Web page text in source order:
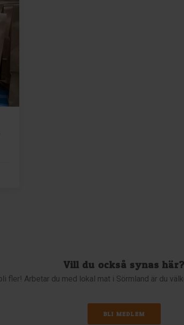
Vill du också synas här?
fler! Arbetar du med lokal mat i Sörmland är du
BLI MEDLEM